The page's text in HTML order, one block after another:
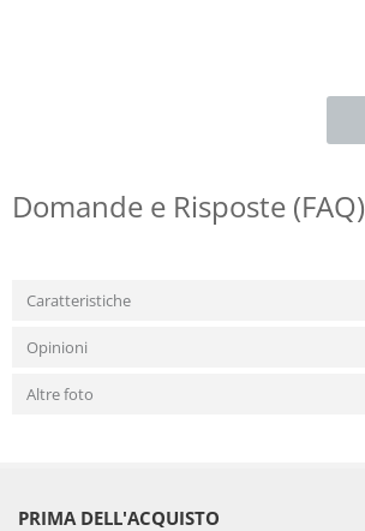
Domande e Risposte (FAQ)
Caratteristiche
Opinioni
Altre foto
PRIMA DELL'ACQUISTO